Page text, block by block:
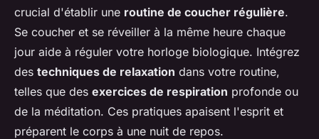
crucial d'établir une routine de coucher régulière.
Se coucher et se réveiller à la même heure chaque
jour aide à réguler votre horloge biologique. Intégrez
des techniques de relaxation dans votre routine,
telles que des exercices de respiration profonde ou
de la méditation. Ces pratiques apaisent l'esprit et
préparent le corps à une nuit de repos.